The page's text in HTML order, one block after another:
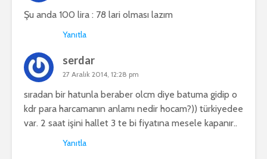
Şu anda 100 lira : 78 lari olması lazım
Yanıtla
serdar
27 Aralık 2014, 12:28 pm
sıradan bir hatunla beraber olcm diye batuma gidip o
kdr para harcamanın anlamı nedir hocam?)) türkiyedee
var. 2 saat işini hallet 3 te bi fiyatına mesele kapanır..
Yanıtla